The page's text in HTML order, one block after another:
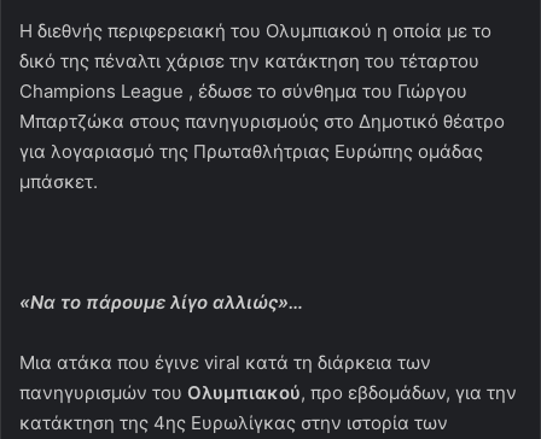
Η διεθνής περιφερειακή του Ολυμπιακού η οποία με το
δικό της πέναλτι χάρισε την κατάκτηση του τέταρτου
Champions League , έδωσε το σύνθημα του Γιώργου
Μπαρτζώκα στους πανηγυρισμούς στο Δημοτικό θέατρο
για λογαριασμό της Πρωταθλήτριας Ευρώπης ομάδας
μπάσκετ.
«Να το πάρουμε λίγο αλλιώς»…
Μια ατάκα που έγινε viral κατά τη διάρκεια των
πανηγυρισμών του Ολυμπιακού, προ εβδομάδων, για την
κατάκτηση της 4ης Ευρωλίγκας στην ιστορία των